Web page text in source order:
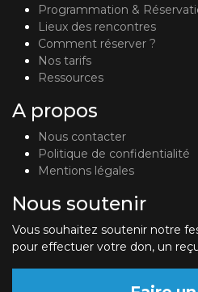
Programmation &
Lieux des rencontres
Comment réserver ?
Nos tarifs
Ressources
A propos
Nous contacter
Politique de confidentialité
Mentions légales
Nous soutenir
Vous souhaitez soutenir notre
pour effectuer votre don, un